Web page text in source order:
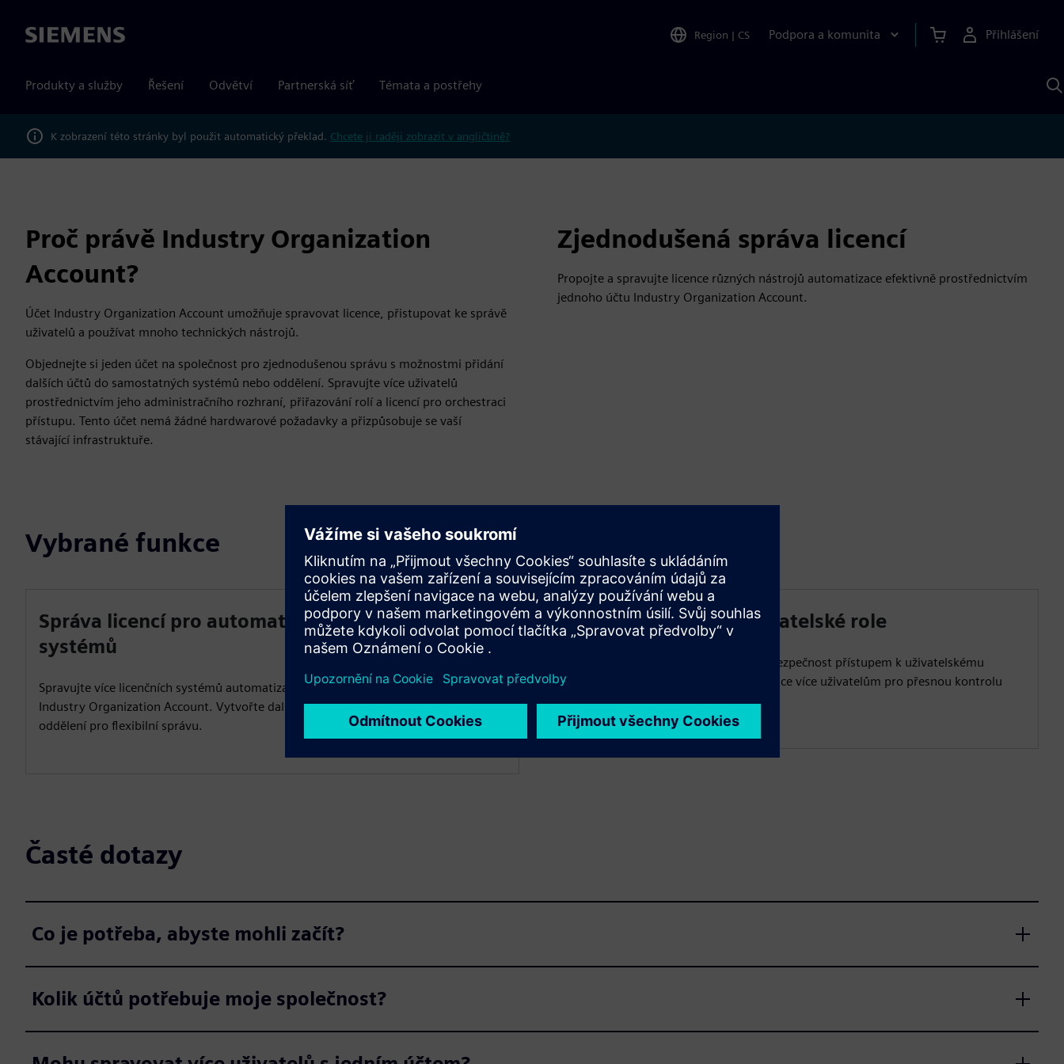
Siemens Region | CS Podpora a komunita Přihlášení
Produkty a služby Řešení Odvětví Partnerská síť Témata a postřehy
K zobrazení této stránky byl použit automatický překlad. Chcete ji raději zobrazit v angličtině?
Proč právě Industry Organization
Account?
Účet Industry Organization Account umožňuje spravovat licence, přistupovat ke správě
uživatelů a používat mnoho technických nástrojů.
Objednejte si jeden účet na společnost pro zjednodušenou správu s možnostmi přidání
dalších účtů do samostatných systémů nebo oddělení. Spravujte více uživatelů
prostřednictvím jeho administračního rozhraní, přiřazování rolí a licencí pro orchestraci
přístupu. Tento účet nemá žádné hardwarové požadavky a přizpůsobuje se vaší
stávající infrastruktuře.
Zjednodušená správa licencí
Propojte a spravujte licence různých nástrojů automatizace efektivně prostřednictvím
jednoho účtu Industry Organization Account.
Vybrané funkce
Správa licencí pro automatizaci inženýrských
systémů
Spravujte více licenčních systémů automatizace prostřednictvím jednoho účtu
Industry Organization Account. Vytvořte další účty pro oddělené systémy nebo
oddělení pro flexibilní správu.
Přístup správce pro uživatelské role
Zjednodušte správu a zvyšte provozní bezpečnost přístupem k uživatelskému
rozhraní pro správu. Přiřaďte role a licence více uživatelům pro přesnou kontrolu
přístupu a funkcí systému.
Časté dotazy
Co je potřeba, abyste mohli začít?
Kolik účtů potřebuje moje společnost?